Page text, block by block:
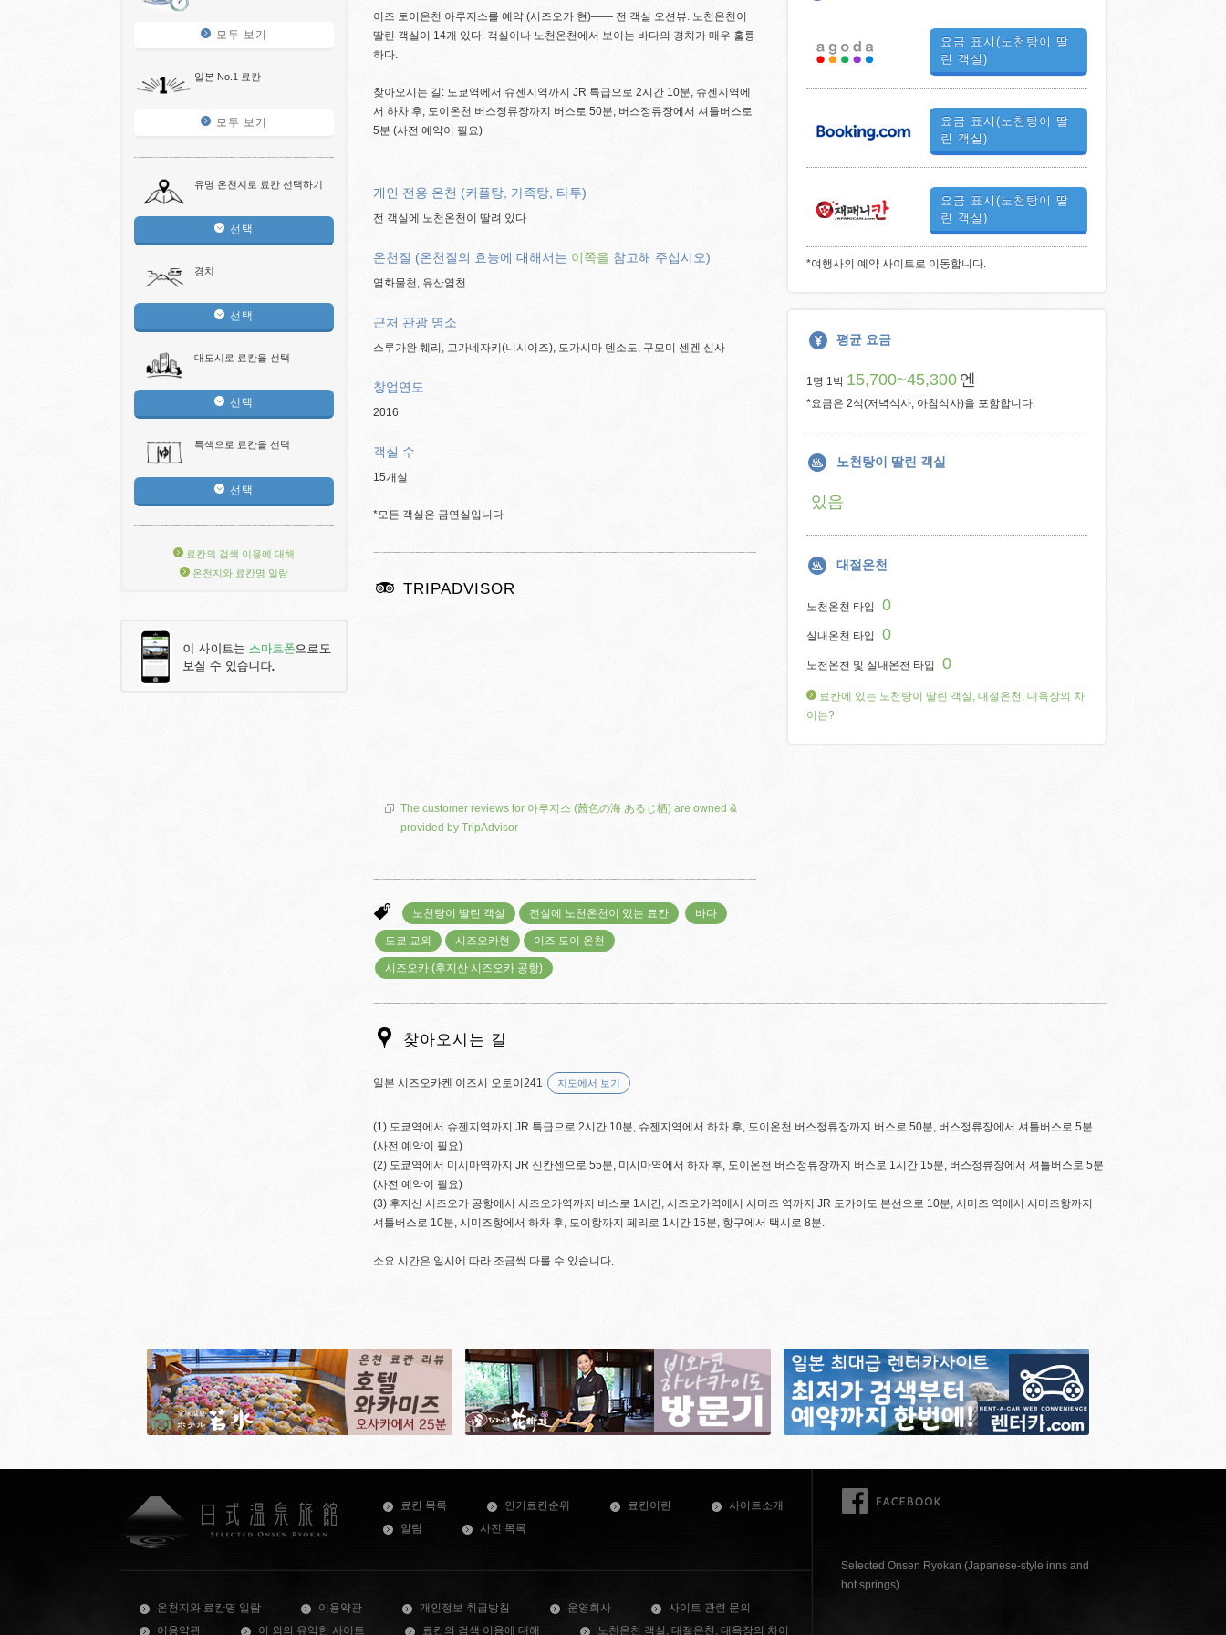
모두 보기
일본 No.1 료칸
모두 보기
유명 온천지로 료칸 선택하기
선택
경치
선택
대도시로 료칸을 선택
선택
특색으로 료칸을 선택
선택
료칸의 검색 이용에 대해
온천지와 료칸명 일람
이즈 토이온천 아루지스를 예약 (시즈오카 현)―― 전 객실 오션뷰. 노천온천이
딸린 객실이 14개 있다. 객실이나 노천온천에서 보이는 바다의 경치가 매우 훌륭
하다.
찾아오시는 길: 도쿄역에서 슈젠지역까지 JR 특급으로 2시간 10분, 슈젠지역에
서 하차 후, 도이온천 버스정류장까지 버스로 50분, 버스정류장에서 셔틀버스로
5분 (사전 예약이 필요)
개인 전용 온천 (커플탕, 가족탕, 타투)
전 객실에 노천온천이 딸려 있다
온천질 (온천질의 효능에 대해서는 이쪽을 참고해 주십시오)
염화물천, 유산염천
근처 관광 명소
스루가완 훼리, 고가네자키(니시이즈), 도가시마 덴소도, 구모미 센겐 신사
창업연도
2016
객실 수
15개실
*모든 객실은 금연실입니다
TRIPADVISOR
The customer reviews for 아루지스 (茜色の海 あるじ栖) are owned &
provided by TripAdvisor
노천탕이 딸린 객실 전실에 노천온천이 있는 료칸 바다
도쿄 교외 시즈오카현 이즈 도이 온천
시즈오카 (후지산 시즈오카 공항)
요금 표시(노천탕이 딸
린 객실)
요금 표시(노천탕이 딸
린 객실)
요금 표시(노천탕이 딸
린 객실)
*여행사의 예약 사이트로 이동합니다.
평균 요금
1명 1박 15,700~45,300 엔
*요금은 2식(저녁식사, 아침식사)을 포함합니다.
노천탕이 딸린 객실
있음
대절온천
노천온천 타입 0
실내온천 타입 0
노천온천 및 실내온천 타입 0
료칸에 있는 노천탕이 딸린 객실, 대절온천, 대욕장의 차
이는?
찾아오시는 길
일본 시즈오카켄 이즈시 오토이241 지도에서 보기
(1) 도쿄역에서 슈젠지역까지 JR 특급으로 2시간 10분, 슈젠지역에서 하차 후, 도이온천 버스정류장까지 버스로 50분, 버스정류장에서 셔틀버스로 5분
(사전 예약이 필요)
(2) 도쿄역에서 미시마역까지 JR 신칸센으로 55분, 미시마역에서 하차 후, 도이온천 버스정류장까지 버스로 1시간 15분, 버스정류장에서 셔틀버스로 5분
(사전 예약이 필요)
(3) 후지산 시즈오카 공항에서 시즈오카역까지 버스로 1시간, 시즈오카역에서 시미즈 역까지 JR 도카이도 본선으로 10분, 시미즈 역에서 시미즈항까지
셔틀버스로 10분, 시미즈항에서 하차 후, 도이항까지 페리로 1시간 15분, 항구에서 택시로 8분.
소요 시간은 일시에 따라 조금씩 다를 수 있습니다.
Selected Onsen Ryokan (Japanese-style inns and
hot springs)
료칸 목록 인기료칸순위 료칸이란
사이트소개
알림
사진 목록
온천지와 료칸명 일람 이용약관 개인정보 취급방침 운영회사
사이트 관련 문의
이용약관
이 외의 유익한 사이트 료칸의 검색 이용에 대해 노천온천 객실, 대절온천, 대욕장의 차이